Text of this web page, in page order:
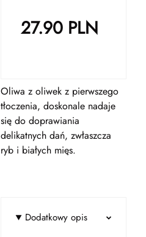
27.90PLN
Oliwa z oliwek z pierwszego
tłoczenia, doskonale nadaje
się do doprawiania
delikatnych dań, zwłaszcza
ryb i białych mięs.
Dodatkowy opis